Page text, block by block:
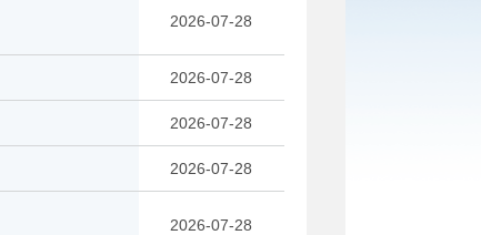
2026-07-28
2026-07-28
2026-07-28
2026-07-28
2026-07-28